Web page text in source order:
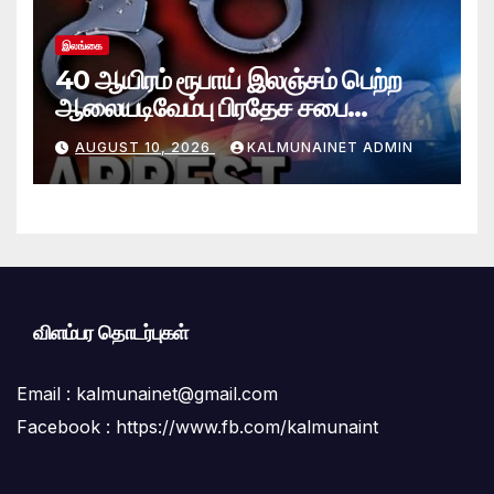
இலங்கை
40 ஆயிரம் ரூபாய் இலஞ்சம் பெற்ற
ஆலையடிவேம்பு பிரதேச சபை
தொழில்நுட்ப உத்தியோகத்தர் கைது
AUGUST 10, 2026 KALMUNAINET ADMIN
விளம்பர தொடர்புகள்
Email : kalmunainet@gmail.com
Facebook : https://www.fb.com/kalmunaint